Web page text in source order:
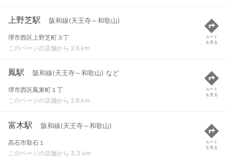
上野芝駅 阪和線(天王寺～和歌山)
堺市西区上野芝町３丁
このページの店舗から 2.6 km
ルート
を見る
鳳駅 阪和線(天王寺～和歌山) など
堺市西区鳳東町１丁
このページの店舗から 2.6 km
ルート
を見る
富木駅 阪和線(天王寺～和歌山)
高石市取石１
このページの店舗から 3.3 km
ルート
を見る